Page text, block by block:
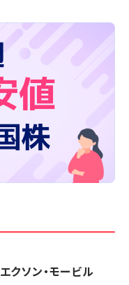
エクソン・モービル